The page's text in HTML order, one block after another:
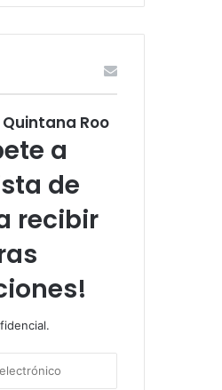
Roo
a
de
recibir